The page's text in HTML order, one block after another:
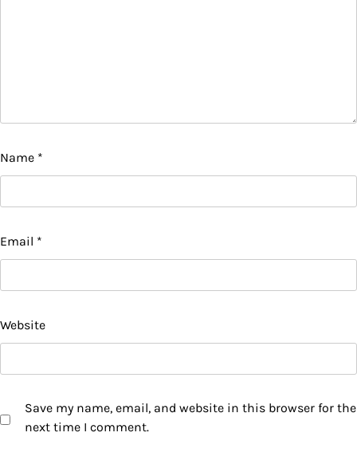
Name *
Email *
Website
Save my name, email, and website in this browser for the
next time I comment.